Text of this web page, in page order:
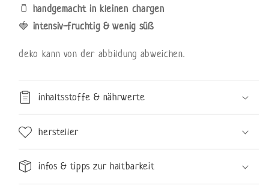
🫙 handgemacht in kleinen chargen
🍓 intensiv-fruchtig & wenig süß
deko kann von der abbildung abweichen.
inhaltsstoffe & nährwerte
hersteller
infos & tipps zur haltbarkeit